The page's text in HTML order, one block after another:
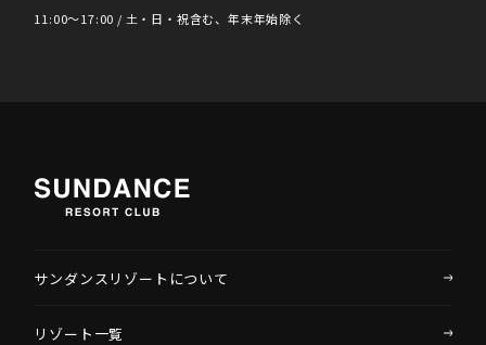
11:00〜17:00 / 土・日・祝含む、年末年始除く
サンダンスリゾートについて
リゾート一覧